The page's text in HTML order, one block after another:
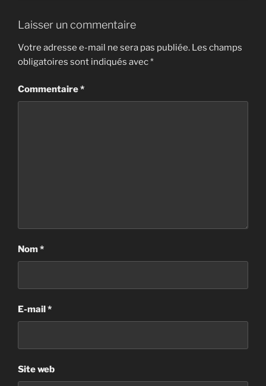
Laisser un commentaire
Votre adresse e-mail ne sera pas publiée. Les champs
obligatoires sont indiqués avec*
Commentaire*
Nom*
E-mail*
Site web